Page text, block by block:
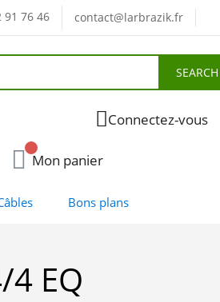
91 76 46 contact@larbrazik.fr
SEARCH
Connectez-vous
Mon panier
Bons plans
4 EQ